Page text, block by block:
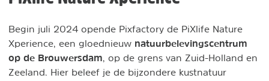
Begin juli 2024 opende Pixfactory de PiXlife Nature
Xperience, een gloednieuw natuurbelevingscentrum
op de Brouwersdam , op de grens van Zuid-Holland en
Zeeland. Hier beleef je de bijzondere kustnatuur